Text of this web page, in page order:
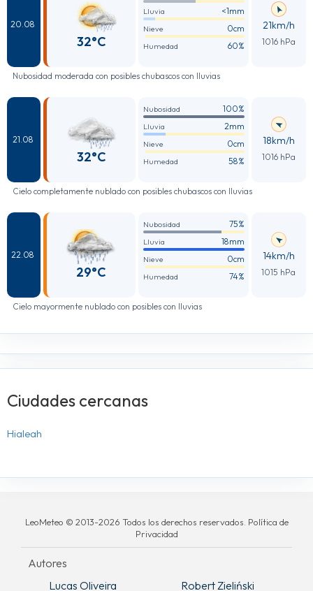
20.08
32°C
Lluvia <1mm
Nieve 0cm
Humedad 60%
21km/h
1016 hPa
Nubosidad moderada con posibles chubascos con lluvias
21.08
32°C
Nubosidad 100%
Lluvia 2mm
Nieve 0cm
Humedad 58%
18km/h
1016 hPa
Cielo completamente nublado con posibles chubascos con lluvias
22.08
29°C
Nubosidad 75%
Lluvia 18mm
Nieve 0cm
Humedad 74%
14km/h
1015 hPa
Cielo mayormente nublado con posibles con lluvias
Ciudades cercanas
Hialeah
LeoMeteo © 2013-2026 Todos los derechos reservados. Política de
Privacidad
Autores
Lucas Oliveira
Robert Zieliński